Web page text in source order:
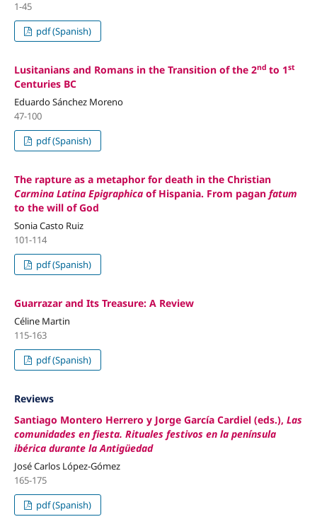
1-45
pdf (Spanish)
Lusitanians and Romans in the Transition of the 2nd to 1st
Centuries BC
Eduardo Sánchez Moreno
47-100
pdf (Spanish)
The rapture as a metaphor for death in the Christian
Carmina Latina Epigraphicaof Hispania. From pagan fatum
to the will of God
Sonia Casto Ruiz
101-114
pdf (Spanish)
Guarrazar and Its Treasure: A Review
Céline Martin
115-163
pdf (Spanish)
Reviews
Santiago Montero Herrero y Jorge García Cardiel (eds.), Las
comunidades en fiesta. Rituales festivos en la península
ibérica durante la Antigüedad
José Carlos López-Gómez
165-175
pdf (Spanish)